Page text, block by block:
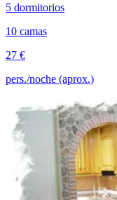
5 dormitorios
10 camas
27 €
pers./noche (aprox.)